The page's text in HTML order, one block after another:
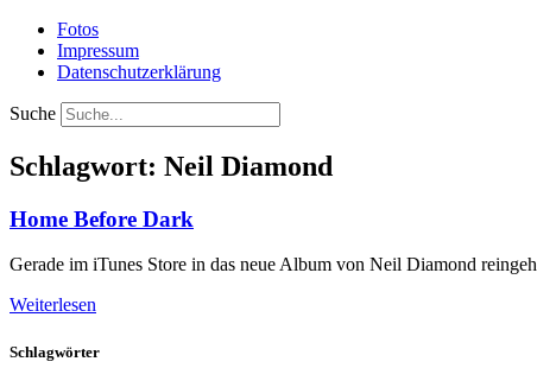
Fotos
Impressum
Datenschutzerklärung
Suche
Schlagwort: Neil Diamond
Home Before Dark
Gerade im iTunes Store in das neue Album von Neil Diamond
Weiterlesen
Schlagwörter